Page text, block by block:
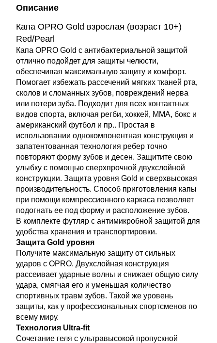
Описание
Капа OPRO Gold взрослая (возраст 10+)
Red/Pearl
Капа OPRO Gold с антибактериальной защитой
отлично подойдет для защиты челюсти,
обеспечивая максимальную защиту и комфорт.
Помогает избежать рассечений мягких тканей рта,
сколов и сломанных зубов, повреждений нерва
или потери зуба. Подходит для всех контактных
видов спорта, включая регби, хоккей, ММА, бокс и
американский футбол и пр.. Простая в
использовании однокомпонентная конструкция и
запатентованная технология ребер точно
повторяют форму зубов и десен. Защитите свою
улыбку с помощью сверхпрочной двухслойной
конструкции. Защита уровня Gold и сверхвысокая
производительность. Способ приготовления капы
при помощи компрессионного каркаса позволяет
подогнать ее под форму и расположение зубов.
В комплекте футляр с антимикробной защитой для
удобства хранения и транспортировки.
Защита Gold уровня
Получите максимальную защиту от сильных
ударов с OPRO. Двухслойная конструкция
рассеивает ударные волны и снижает общую силу
удара, смягчая его и уменьшая количество
спортивных травм зубов. Такой же уровень
защиты, как у профессиональных спортсменов по
всему миру.
Технология Ultra-fit
Сочетание геля с ультравысокой пропускной